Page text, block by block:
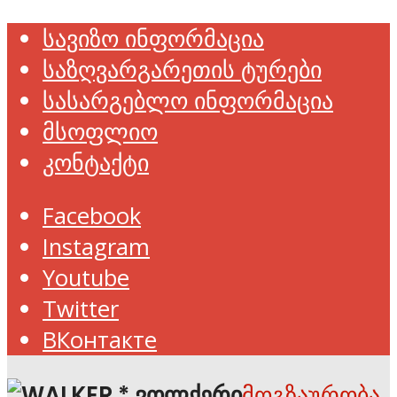
სავიზო ინფორმაცია
საზღვარგარეთის ტურები
სასარგებლო ინფორმაცია
მსოფლიო
კონტაქტი
Facebook
Instagram
Youtube
Twitter
ВКонтакте